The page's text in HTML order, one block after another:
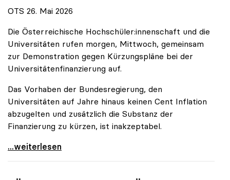
OTS 26. Mai 2026
Die Österreichische Hochschüler:innenschaft und die
Universitäten rufen morgen, Mittwoch, gemeinsam
zur Demonstration gegen Kürzungspläne bei der
Universitätenfinanzierung auf.
Das Vorhaben der Bundesregierung, den
Universitäten auf Jahre hinaus keinen Cent Inflation
abzugelten und zusätzlich die Substanz der
Finanzierung zu kürzen, ist inakzeptabel.
#UnisRetten Warum es sich zu demonstrieren lohnt
...weiterlesen